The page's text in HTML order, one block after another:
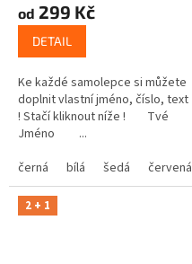
od 299 Kč
DETAIL
Ke každé samolepce si můžete
doplnit vlastní jméno, číslo, text
! Stačí kliknout níže ! Tvé
Jméno ...
černá
bílá šedá červená
2 + 1